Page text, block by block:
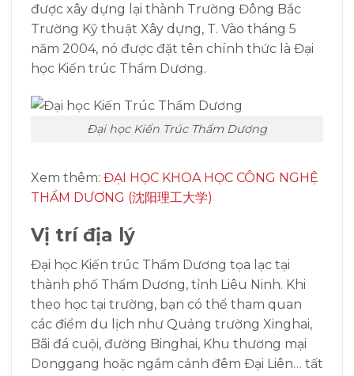
được xây dựng lại thành Trường Đông Bắc
Trường Kỹ thuật Xây dựng, T. Vào tháng 5
năm 2004, nó được đặt tên chính thức là Đại
học Kiến trúc Thẩm Dương.
Đại học Kiến Trúc Thẩm Dương
Xem thêm: ĐẠI HỌC KHOA HỌC CÔNG NGHỆ
THẨM DƯƠNG (沈阳理工大学)
Vị trí địa lý
Đại học Kiến trúc Thẩm Dương tọa lạc tại
thành phố Thẩm Dương, tỉnh Liêu Ninh. Khi
theo học tại trường, bạn có thể tham quan
các điểm du lịch như Quảng trường Xinghai,
Bãi đá cuội, đường Binghai, Khu thương mại
Donggang hoặc ngắm cảnh đêm Đại Liên… tất